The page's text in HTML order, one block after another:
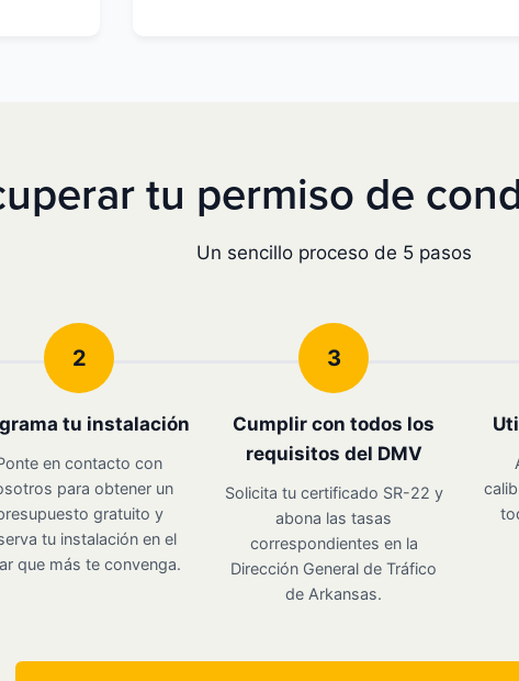
tu permiso de
Un sencillo proceso de 5 pasos
2
tu instalación
en contacto con
para obtener un
gratuito y
tu instalación en el
que más te convenga.
3
Cumplir con todos los
requisitos del DMV
Solicita tu certificado SR-22 y
abona las tasas
correspondientes en la
Dirección General de Tráfico
de Arkansas.